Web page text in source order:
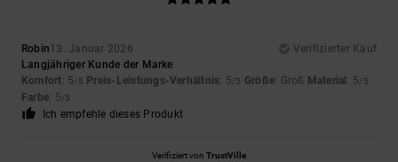
Robin13. Januar 2026
Verifizierter Kauf
Langjähriger Kunde der Marke
Komfort: 5/5 Preis-Leistungs-Verhältnis: 5/5 Größe: Groß Material : 5/5
Farbe: 5/5
Ich empfehle dieses Produkt
Verifiziert von TrustVille